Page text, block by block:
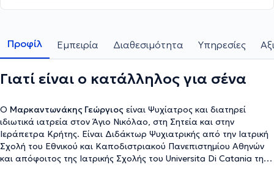
Προφίλ Εμπειρία Διαθεσιμότητα Υπηρεσίες
Γιατί είναι ο κατάλληλος για σένα
Ο Μαρκαντωνάκης Γεώργιος είναι Ψυχίατρος και διατηρεί
ιδιωτικά ιατρεία στον Άγιο Νικόλαο, στη Σητεία και στην
Ιεράπετρα Κρήτης. Είναι Διδάκτωρ Ψυχιατρικής από την Ιατρική
Σχολή του Εθνικού και Καποδιστριακού Πανεπιστημίου Αθηνών
και απόφοιτος της Ιατρικής Σχολής του Universita Di Catania της